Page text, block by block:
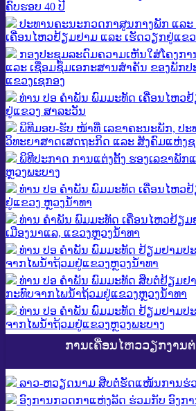
ຄົບຮອບ 40 ປີ
ປະທານຄະນະກວດກາສູນກາງພັກ ແລ
ເຄື່ອນໄຫວຢ້ຽມຢາມ ແລະ ເຮັດວຽກຢູ່ແຂ
ກອງປະຊຸມລະດົມຄວາມເຫັນໃສ່ໂຄງກາ
ແລະ ເຊື່ອມຊຶມເອກະສານສໍາຄັນ ຂອງພັກ
ແຂວງເຊກອງ
ທ່ານ ປອ ຄຳພັນ ພົມມະທັດ ເຄື່ອນໄຫວ
ຢູ່ແຂວງ ສາລະວັນ
ພິທີມອບ-ຮັບ ໜ້າທີ່ ເລຂາຄະນະພັກ, ປະ
ວິທະຍາສາດເສດຖະກິດ ແລະ ສັງຄົມແຫ່ງ
ພິທີປະກາດ ການແຕ່ງຕັ້ງ ຮອງເລຂາພັກ
ຫຼວງພະບາງ
ທ່ານ ປອ ຄຳພັນ ພົມມະທັດ ເຄື່ອນໄຫວ
ຢູ່ແຂວງ ຫຼວງນ້ຳທາ
ທ່ານ ຄໍາພັນ ພົມມະທັດ ເຄື່ອນໄຫວຢ້ຽມ
ເມືອງນາແລ, ແຂວງຫຼວງນ້ຳທາ
ທ່ານ ປອ ຄຳພັນ ພົມມະທັດ ຢ້ຽມຢາມປ
ຈາກໄພນໍ້າຖ້ວມຢູ່ແຂວງຫຼວງນໍ້າທາ
ທ່ານ ປອ ຄຳພັນ ພົມມະທັດ ສືບຕໍ່ຢ້ຽມຢ
ກະທົບຈາກໄພນໍ້າຖ້ວມຢູ່ແຂວງຫຼວງນໍ້າທາ
ທ່ານ ປອ ຄຳພັນ ພົມມະທັດ ຢ້ຽມຢາມປ
ຈາກໄພນໍ້າຖ້ວມຢູ່ແຂວງຫຼວງພະບາງ
ການເຄື່ອນໄຫວວຽກງານ
ລາວ-ຫວຽດ​ນາມ ສືບ​ຕໍ່​ຮັດ​ແໜ້ນ​ການ​ຮ່
ອົງການກວດກາແຫ່ງລັດ ຮ່ວມກັບ ອົງກາ